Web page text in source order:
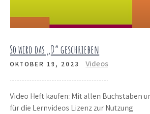
So wird das „D“ geschrieben
OKTOBER 19, 2023 Videos
Video Heft kaufen: Mit allen Buchstaben
für die Lernvideos Lizenz zur Nutzung